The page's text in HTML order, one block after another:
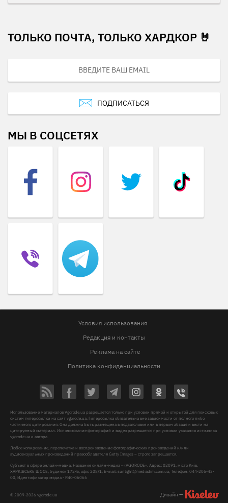
ТОЛЬКО ПОЧТА, ТОЛЬКО ХАРДКОР 🤘
ПОДПИСАТЬСЯ
МЫ В СОЦСЕТЯХ
Условия использования
Редакция и контакты
Реклама на сайте
Политика конфиденциальности
© 2009-2026 vgorode.ua
Использование материалов Vgorode.ua разрешается только при условии прямой и открытой для поисковых
систем гиперссылки на сайт vgorode.ua. Гиперссылка обязательна вне зависимости от полного либо
частичного цитирования. Она должна быть размещена в подзаголовке или в первом абзаце и вести на
цитируемый материал. Использование фотографий и видео разрешается при условии указания источника
vgorode.ua и автора.
Любое копирование, перепечатка и воспроизведение фотографических произведений и/или
аудиовизуальных произведений правообладателя Getty Images – строго запрещается.
Субъект в сфере онлайн-медиа, Название онлайн-медиа - «VGORODE», Адрес: 02091, місто Київ,
ХАРКІВСЬКЕ ШОСЕ, будинок 172-Б, офіс 208/1, E-mail:sunlight@mediadim.com.ua, Телефон: 044-205-43-
00, Идентификатор медиа - R40-06066
Дизайн —